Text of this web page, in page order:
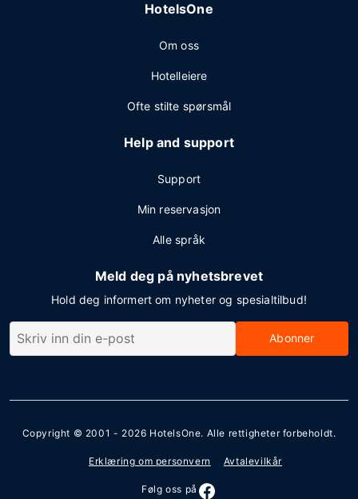
HotelsOne
Om oss
Hotelleiere
Ofte stilte spørsmål
Help and support
Support
Min reservasjon
Alle språk
Meld deg på nyhetsbrevet
Hold deg informert om nyheter og spesialtilbud!
Abonner
Copyright © 2001 - 2026 HotelsOne. Alle rettigheter forbeholdt.
Erklæring om personvern Avtalevilkår
Følg oss på